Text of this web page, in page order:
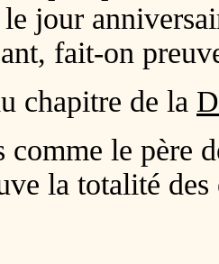
jour
fait-on
chapitre de la
comme le père
la totalité